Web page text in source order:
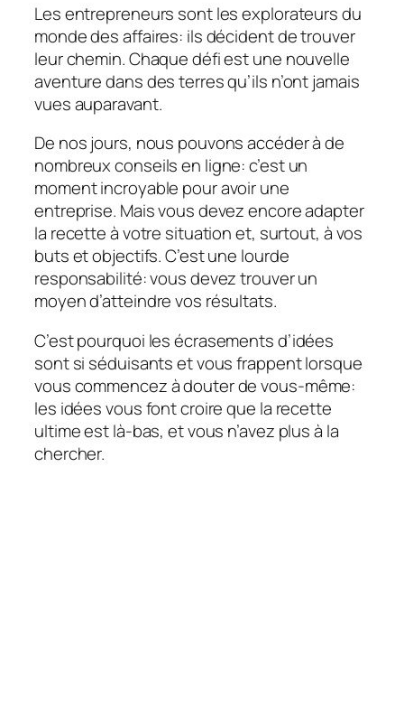
Les entrepreneurs sont les explorateurs du
monde des affaires: ils décident de trouver
leur chemin. Chaque défi est une nouvelle
aventure dans des terres qu’ils n’ont jamais
vues auparavant.
De nos jours, nous pouvons accéder à de
nombreux conseils en ligne: c’est un
moment incroyable pour avoir une
entreprise. Mais vous devez encore adapter
la recette à votre situation et, surtout, à vos
buts et objectifs. C’est une lourde
responsabilité: vous devez trouver un
moyen d’atteindre vos résultats.
C’est pourquoi les écrasements d’idées
sont si séduisants et vous frappent lorsque
vous commencez à douter de vous-même:
les idées vous font croire que la recette
ultime est là-bas, et vous n’avez plus à la
chercher.